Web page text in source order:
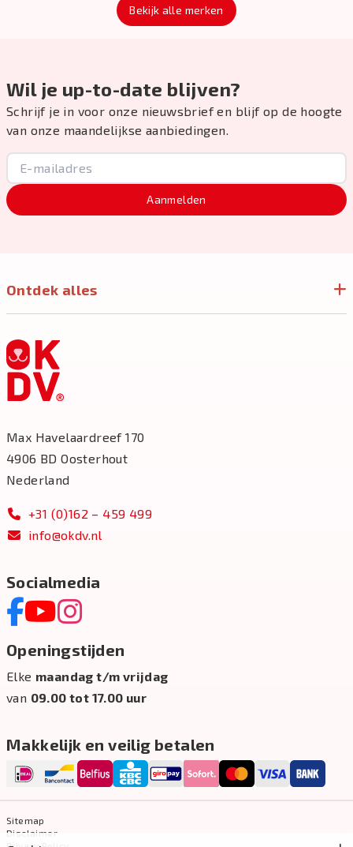
Bekijk alle merken
Wil je up-to-date blijven?
Schrijf je in voor onze nieuwsbrief en blijf op de hoogte
van onze maandelijkse aanbiedingen.
Aanmelden
Ontdek alles
Max Havelaardreef 170
4906 BD Oosterhout
Nederland
+31 (0)162 – 459 499
info@okdv.nl
Socialmedia
Openingstijden
Elke maandag t/m vrijdag
van 09.00 tot 17.00 uur
Makkelijk en veilig betalen
Sitemap
Disclaimer